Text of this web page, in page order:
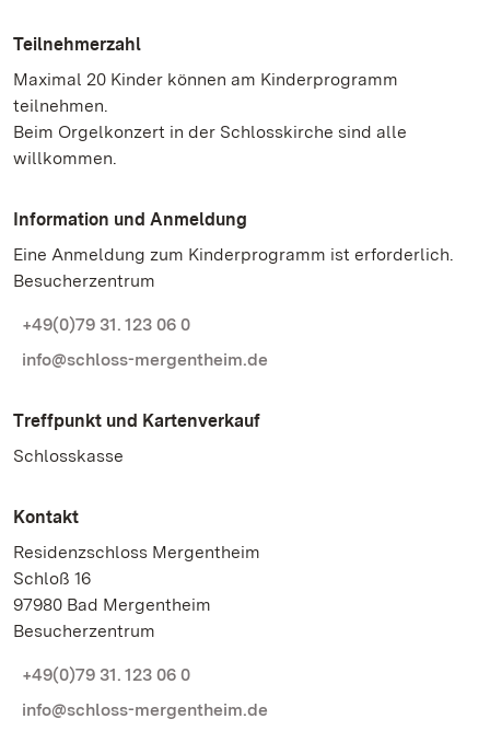
Teilnehmerzahl
Maximal 20 Kinder können am Kinderprogramm
teilnehmen.
Beim Orgelkonzert in der Schlosskirche sind alle
willkommen.
Information und Anmeldung
Eine Anmeldung zum Kinderprogramm ist erforderlich.
Besucherzentrum
+49(0)79 31. 123 06 0
info@schloss-mergentheim.de
Treffpunkt und Kartenverkauf
Schlosskasse
Kontakt
Residenzschloss Mergentheim
Schloß 16
97980 Bad Mergentheim
Besucherzentrum
+49(0)79 31. 123 06 0
info@schloss-mergentheim.de